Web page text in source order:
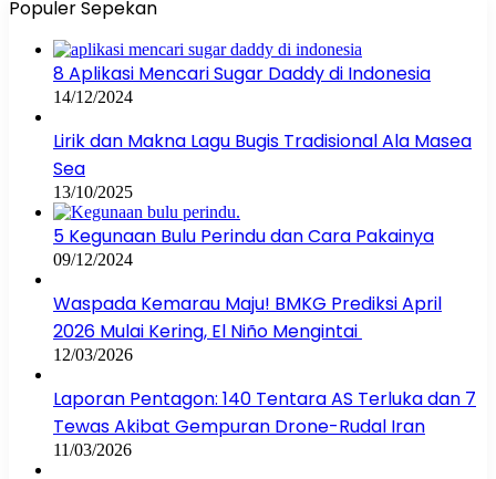
Populer Sepekan
8 Aplikasi Mencari Sugar Daddy di Indonesia
14/12/2024
Lirik dan Makna Lagu Bugis Tradisional Ala Masea
Sea
13/10/2025
5 Kegunaan Bulu Perindu dan Cara Pakainya
09/12/2024
Waspada Kemarau Maju! BMKG Prediksi April
2026 Mulai Kering, El Niño Mengintai
12/03/2026
Laporan Pentagon: 140 Tentara AS Terluka dan 7
Tewas Akibat Gempuran Drone-Rudal Iran
11/03/2026